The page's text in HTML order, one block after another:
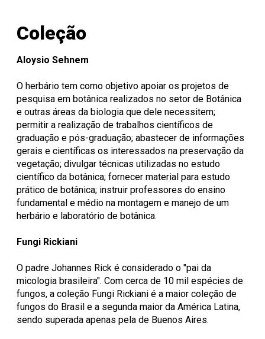
Coleção
Aloysio Sehnem
O herbário tem como objetivo apoiar os projetos de
pesquisa em botânica realizados no setor de Botânica
e outras áreas da biologia que dele necessitem;
permitir a realização de trabalhos científicos de
graduação e pós-graduação; abastecer de informações
gerais e científicas os interessados na preservação da
vegetação; divulgar técnicas utilizadas no estudo
científico da botânica; fornecer material para estudo
prático de botânica; instruir professores do ensino
fundamental e médio na montagem e manejo de um
herbário e laboratório de botânica.
Fungi Rickiani
O padre Johannes Rick é considerado o "pai da
micologia brasileira". Com cerca de 10 mil espécies de
fungos, a coleção Fungi Rickiani é a maior coleção de
fungos do Brasil e a segunda maior da América Latina,
sendo superada apenas pela de Buenos Aires.